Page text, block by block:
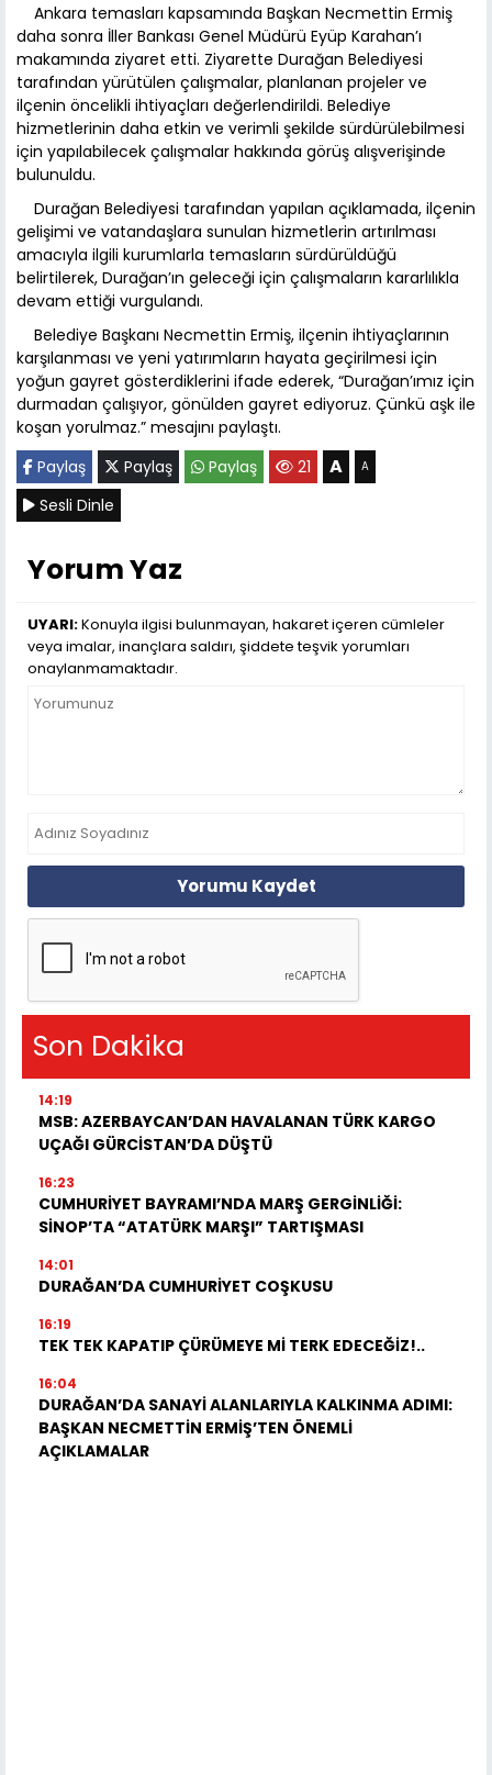
Ankara temasları kapsamında Başkan Necmettin Ermiş
daha sonra İller Bankası Genel Müdürü Eyüp Karahan’ı
makamında ziyaret etti. Ziyarette Durağan Belediyesi
tarafından yürütülen çalışmalar, planlanan projeler ve
ilçenin öncelikli ihtiyaçları değerlendirildi. Belediye
hizmetlerinin daha etkin ve verimli şekilde sürdürülebilmesi
için yapılabilecek çalışmalar hakkında görüş alışverişinde
bulunuldu.
Durağan Belediyesi tarafından yapılan açıklamada, ilçenin
gelişimi ve vatandaşlara sunulan hizmetlerin artırılması
amacıyla ilgili kurumlarla temasların sürdürüldüğü
belirtilerek, Durağan’ın geleceği için çalışmaların kararlılıkla
devam ettiği vurgulandı.
Belediye Başkanı Necmettin Ermiş, ilçenin ihtiyaçlarının
karşılanması ve yeni yatırımların hayata geçirilmesi için
yoğun gayret gösterdiklerini ifade ederek, “Durağan’ımız için
durmadan çalışıyor, gönülden gayret ediyoruz. Çünkü aşk ile
koşan yorulmaz.” mesajını paylaştı.
Paylaş
Paylaş Paylaş 21 A A
Sesli Dinle
Yorum Yaz
UYARI:Konuyla ilgisi bulunmayan, hakaret içeren cümleler
veya imalar, inançlara saldırı, şiddete teşvik yorumları
onaylanmamaktadır.
Yorumu Kaydet
Son Dakika
14:19
MSB: AZERBAYCAN’DAN HAVALANAN TÜRK KARGO
UÇAĞI GÜRCİSTAN’DA DÜŞTÜ
16:23
CUMHURİYET BAYRAMI’NDA MARŞ GERGİNLİĞİ:
SİNOP’TA “ATATÜRK MARŞI” TARTIŞMASI
14:01
DURAĞAN’DA CUMHURİYET COŞKUSU
16:19
TEK TEK KAPATIP ÇÜRÜMEYE Mİ TERK EDECEĞİZ!..
16:04
DURAĞAN’DA SANAYİ ALANLARIYLA KALKINMA ADIMI:
BAŞKAN NECMETTİN ERMİŞ’TEN ÖNEMLİ
AÇIKLAMALAR